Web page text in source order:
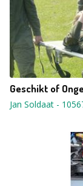
Geschikt of
Jan Soldaat -